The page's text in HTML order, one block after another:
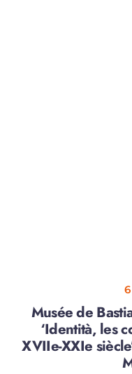
Musée de
‘Identità, les
XVIIe-XXIe